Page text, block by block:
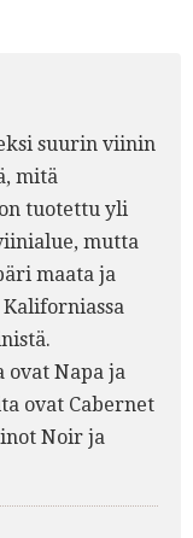
suurin viinin
mitä
tuotettu yli
mutta
maata ja
Napa ja
ovat Cabernet
Noir ja